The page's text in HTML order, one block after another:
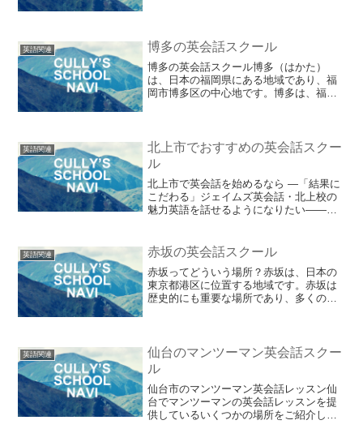
も嬉しいですね。小さ...
英語関連 博多の英会話スクール
博多の英会話スクール博多（はかた）
は、日本の福岡県にある地域であり、福
岡市博多区の中心地です。博多は、福岡
や交通の要所として栄えてき...
英語関連
北上市でおすすめの英会話スクー
ル
北上市で英会話を始めるなら ―「結果に
こだわる」ジェイムズ英会話・北上校の
魅力英語を話せるようになりたい――こ
アアップなど、目的は人それぞれ。しか
し、その第一歩をどこか...
英語関連 赤坂の英会話スクール
赤坂ってどういう場所？赤坂は、日本の
東京都港区に位置する地域です。赤坂は
歴史的にも重要な場所であり、多くの政
っていることです。赤坂は、...
英語関連
仙台のマンツーマン英会話スクー
ル
仙台市のマンツーマン英会話レッスン仙
台でマンツーマンの英会話レッスンを提
供しているいくつかの場所をご紹介しま